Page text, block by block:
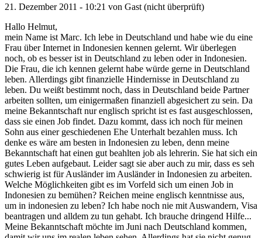
21. Dezember 2011 - 10:21 von Gast (nicht überprüft)
Hallo Helmut,
mein Name ist Marc. Ich lebe in Deutschland und habe wie du eine
Frau über Internet in Indonesien kennen gelernt. Wir überlegen
noch, ob es besser ist in Deutschland zu leben oder in Indonesien.
Die Frau, die ich kennen gelernt habe würde gerne in Deutschland
leben. Allerdings gibt finanzielle Hindernisse in Deutschland zu
leben. Du weißt bestimmt noch, dass in Deutschland beide Partner
arbeiten sollten, um einigermaßen finanziell abgesichert zu sein. Da
meine Bekanntschaft nur englisch spricht ist es fast ausgeschlossen,
dass sie einen Job findet. Dazu kommt, dass ich noch für meinen
Sohn aus einer geschiedenen Ehe Unterhalt bezahlen muss. Ich
denke es wäre am besten in Indonesien zu leben, denn meine
Bekanntschaft hat einen gut beahlten job als lehrerin. Sie hat sich ein
gutes Leben aufgebaut. Leider sagt sie aber auch zu mir, dass es seh
schwierig ist für Ausländer im Ausländer in Indonesien zu arbeiten.
Welche Möglichkeiten gibt es im Vorfeld sich um einen Job in
Indonesien zu bemühen? Reichen meine englisch kenntnisse aus,
um in indonesien zu leben? Ich habe noch nie mit Auswandern, Visa
beantragen und alldem zu tun gehabt. Ich brauche dringend Hilfe...
Meine Bekanntschaft möchte im Juni nach Deutschland kommen,